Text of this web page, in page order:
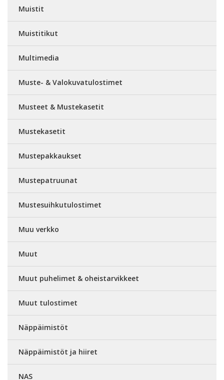
Muistit
Muistitikut
Multimedia
Muste- & Valokuvatulostimet
Musteet & Mustekasetit
Mustekasetit
Mustepakkaukset
Mustepatruunat
Mustesuihkutulostimet
Muu verkko
Muut
Muut puhelimet & oheistarvikkeet
Muut tulostimet
Näppäimistöt
Näppäimistöt ja hiiret
NAS